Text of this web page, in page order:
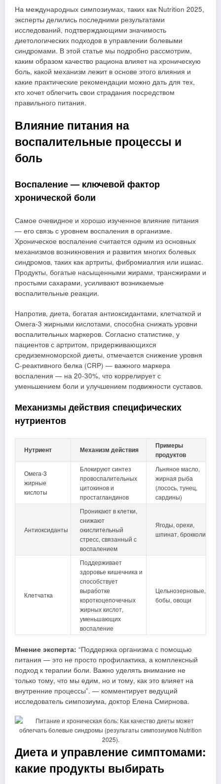
На международных симпозиумах, таких как Nutrition 2025,
эксперты делились последними результатами
исследований, подтверждающими значимость
диетологических подходов в управлении болевыми
синдромами. В этой статье мы подробно рассмотрим,
каким образом качество рациона влияет на хроническую
боль, какой механизм лежит в основе этого влияния и
какие практические рекомендации можно дать для тех,
кто хочет облегчить свои страдания посредством
правильного питания.
Влияние питания на
воспалительные процессы и
боль
Воспаление — ключевой фактор
хронической боли
Самое очевидное и хорошо изученное влияние питания
— его связь с уровнем воспаления в организме.
Хроническое воспаление считается одним из основных
механизмов возникновения и развития многих болевых
синдромов, таких как артриты, фибромиалгия или ишиас.
Продукты, богатые насыщенными жирами, трансжирами и
простыми сахарами, усиливают возникаемые
воспалительные реакции.
Напротив, диета, богатая антиоксидантами, клетчаткой и
Омега-3 жирными кислотами, способна снижать уровни
воспалительных маркеров. Согласно статистике, у
пациентов с артритом, придерживающихся
средиземноморской диеты, отмечается снижение уровня
C-реактивного белка (CRP) — важного маркера
воспаления — на 20-30%, что коррелирует с
уменьшением боли и улучшением подвижности суставов.
Механизмы действия специфических
нутриентов
Нутриент Механизм действия
Примеры
продуктов
Омега-3
жирные
кислоты
Блокируют синтез
провоспалительных
цитокинов и
простагландинов
Льняное масло,
жирная рыба
(лосось, тунец,
сардины)
Антиоксиданты
Проникают в клетки,
снижают
окислительный
стресс, связанный с
воспалением
Ягоды, орехи,
шпинат, брокколи
Клетчатка
Поддерживает
здоровье кишечника и
способствует
выработке
короткоцепочечных
жирных кислот,
уменьшающих
воспаление
Цельнозерновые,
бобы, овощи
Мнение эксперта: “Поддержка организма с помощью
питания — это не просто профилактика, а комплексный
подход к терапии боли. Важно уделять внимание не
только тому, что мы едим, но и тому, как это влияет на
внутренние процессы”. — комментирует ведущий
исследователь симпозиума, доктор Елена Смирнова.
Диета и управление симптомами:
какие продукты выбирать